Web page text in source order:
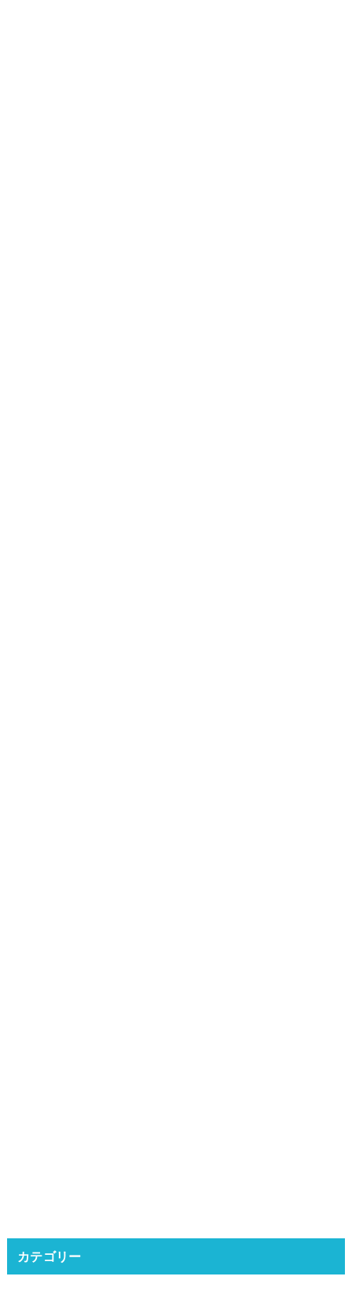
カテゴリー